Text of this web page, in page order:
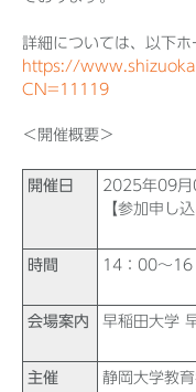
詳細については、以下ホ
https://
CN=11119
＜開催概要＞
開催日
2025年09月
【参加申し
時間 14：00〜16
会場案内 早稲田大学
主催
静岡大学教